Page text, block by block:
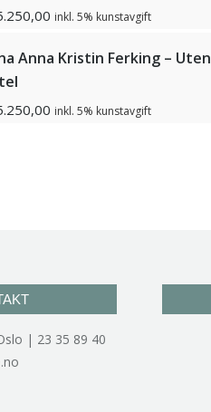
inkl. 5% kunstavgift
Anna Kristin Ferking – Uten
inkl. 5% kunstavgift
| 23 35 89 40